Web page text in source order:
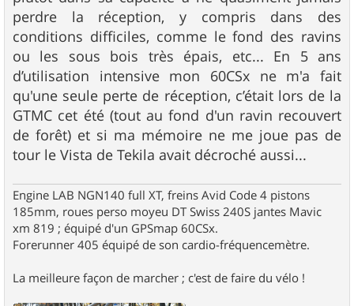
perdre la réception, y compris dans des
conditions difficiles, comme le fond des ravins
ou les sous bois très épais, etc... En 5 ans
d’utilisation intensive mon 60CSx ne m'a fait
qu'une seule perte de réception, c’était lors de la
GTMC cet été (tout au fond d'un ravin recouvert
de forêt) et si ma mémoire ne me joue pas de
tour le Vista de Tekila avait décroché aussi...
Engine LAB NGN140 full XT, freins Avid Code 4 pistons
185mm, roues perso moyeu DT Swiss 240S jantes Mavic
xm 819 ; équipé d'un GPSmap 60CSx.
Forerunner 405 équipé de son cardio-fréquencemètre.
La meilleure façon de marcher ; c'est de faire du vélo !